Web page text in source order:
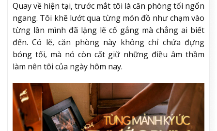
Quay về hiện tại, trước mắt tôi là căn phòng tối ngổn
ngang. Tôi khẽ lướt qua từng món đồ như chạm vào
từng lần mình đã lặng lẽ cố gắng mà chẳng ai biết
đến. Có lẽ, căn phòng này không chỉ chứa đựng
bóng tối, mà nó còn cất giữ những điều âm thầm
làm nên tôi của ngày hôm nay.